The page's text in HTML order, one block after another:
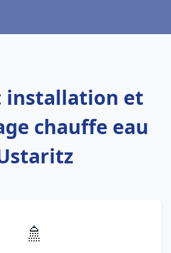
installation et
chauffe eau
🚿